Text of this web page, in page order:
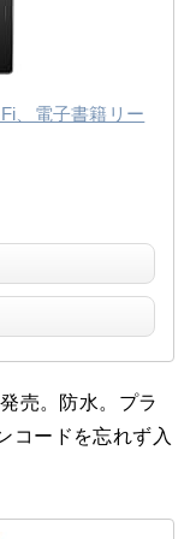
、電子書籍リー
売。防水。プラ
コードを忘れず入